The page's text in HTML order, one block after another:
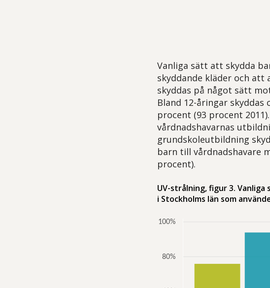
Vanliga sätt att skydda
skyddande kläder och att
skyddas på något sätt
Bland 12-åringar skyddas
procent (93 procent
vårdnadshavarnas
grundskoleutbildning
barn till vårdnadshavare
procent).
UV-strålning, figur 3.
i Stockholms län som